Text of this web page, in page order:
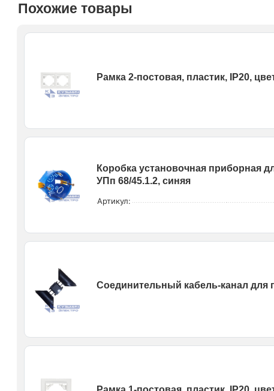
Похожие товары
Рамка 2-постовая, пластик, IP20,
Коробка установочная приборная
УПп 68/45.1.2, синяя
Артикул:
Соединительный кабель-канал для